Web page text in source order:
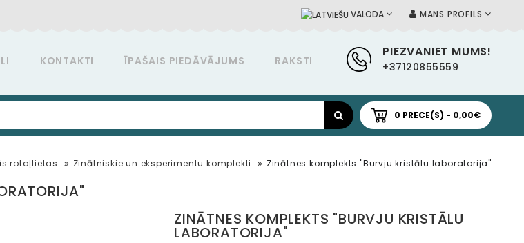
MANS PROFILS
VALODA
PIEZVANIET MUMS!
+37120855559
KONTAKTI ĪPAŠAIS PIEDĀVĀJUMS RAKSTI
0 PRECE(S) - 0,00€
rotaļlietas Zinātniskie un eksperimentu komplekti Zinātnes komplekts "Burvju kristālu laboratorija"
ZINĀTNES KOMPLEKTS "BURVJU KRISTĀLU
LABORATORIJA"